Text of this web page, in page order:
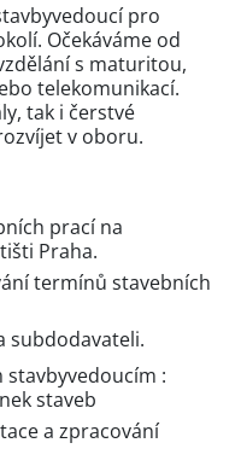
pro
Očekáváme od
s maturitou,
telekomunikací.
tak i čerstvé
v oboru.
prací na
Praha.
termínů stavebních
subdodavateli.
:
staveb
a zpracování